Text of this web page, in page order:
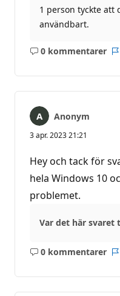
1 person tyckte att
användbart.
0 kommentarer
Inga
Anonym
3 apr. 2023 21:21
Hey och tack för
hela Windows 10
problemet.
Var det här svaret
0 kommentarer
Inga